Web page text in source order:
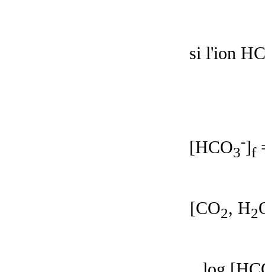
si l'ion
[HCO3
-]f
[CO2, H2